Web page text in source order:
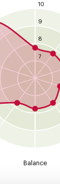
10
9
8
7
Balance